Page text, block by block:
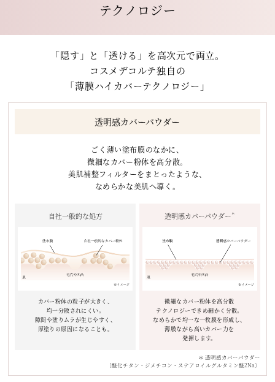
テクノロジー
「隠す」と「透ける」を高次元で両立。
コスメデコルテ独自の
「薄膜ハイカバーテクノロジー」
透明感カバーパウダー
ごく薄い塗布膜のなかに、
微細なカバー粉体を高分散。
美肌補整フィルターをまとったような、
なめらかな美肌へ導く。
自社一般的な処方
カバー粉体の粒子が大きく、
均一分散されにくい。
隙間や塗りムラが生じやすく、
厚塗りの原因になることも。
透明感カバーパウダー ＊
微細なカバー粉体を高分散
テクノロジーできめ細かく分散。
なめらかで均一な一枚膜を形成し、
薄膜ながら高いカバー力を
発揮します。
＊ 透明感カバーパウダー
〔酸化チタン・ジメチコン・ステアロイルグルタミン酸2Na〕